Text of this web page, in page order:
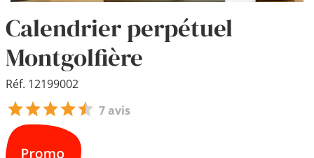
Calendrier perpétuel
Montgolfière
Réf. 12199002
7 avis